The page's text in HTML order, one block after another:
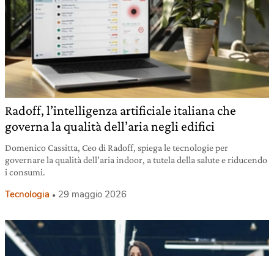
Radoff, l’intelligenza artificiale italiana che
governa la qualità dell’aria negli edifici
Domenico Cassitta, Ceo di Radoff, spiega le tecnologie per
governare la qualità dell’aria indoor, a tutela della salute e riducendo
i consumi.
Tecnologia 29 maggio 2026